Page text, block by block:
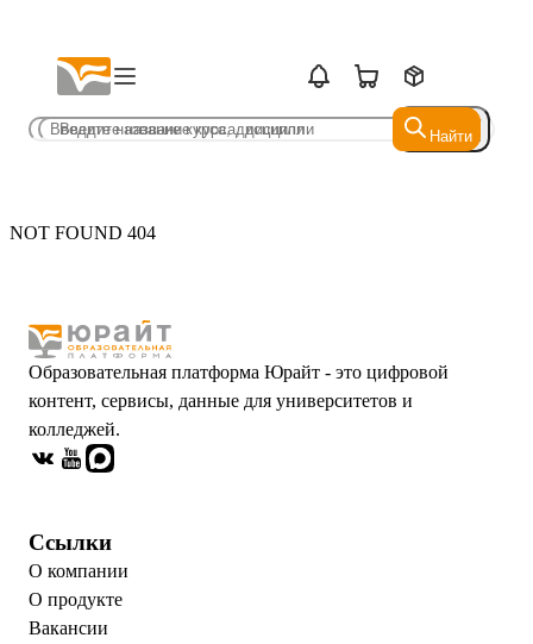
Найти
Найти
NOT FOUND 404
Образовательная платформа Юрайт - это цифровой
контент, сервисы, данные для университетов и
колледжей.
Ссылки
О компании
О продукте
Вакансии